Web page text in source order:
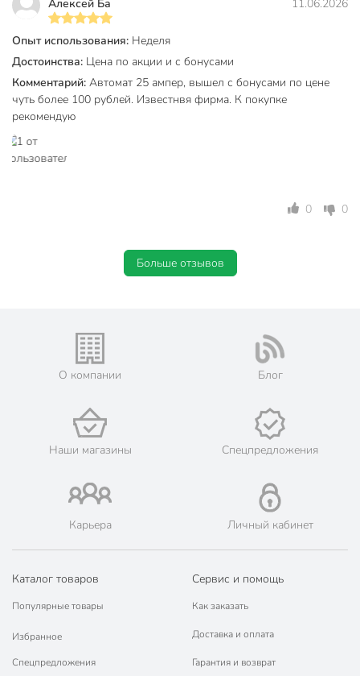
Страна производства
Тип
автомат
Тип расцепления
Артикул производителя
Алексей Ба 11.06.2026
Опыт использования: Неделя
Достоинства: Цена по акции и с бонусами
Комментарий: Автомат 25 ампер, вышел с бонусами по цене
чуть более 100 рублей. Известнвя фирма. К покупке
рекомендую
0 0
Больше отзывов
О компании Блог
Наши магазины Спецпредложения
Карьера Личный кабинет
Каталог товаров
Популярные товары
Избранное
Спецпредложения
Сервис и помощь
Как заказать
Доставка и оплата
Гарантия и возврат